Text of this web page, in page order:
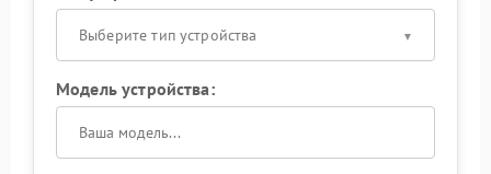
Выберите тип устройства
Модель устройства: